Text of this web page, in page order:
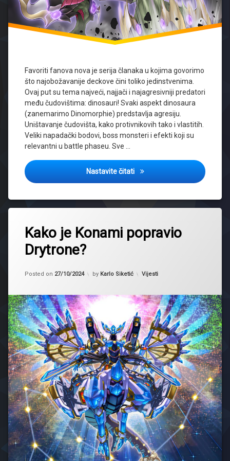
Favoriti fanova nova je serija članaka u kojima govorimo
što najobožavanije deckove čini toliko jedinstvenima.
Ovaj put su tema najveći, najjači i najagresivniji predatori
među čudovištima: dinosauri! Svaki aspekt dinosaura
(zanemarimo Dinomorphie) predstavlja agresiju.
Uništavanje čudovišta, kako protivnikovih tako i vlastitih.
Veliki napadački bodovi, boss monsteri i efekti koji su
relevantni u battle phaseu. Sve …
Nastavite čitati Favoriti fanova: Dinosauri
Kako je Konami popravio
Drytrone?
Posted on 27/10/2024
Updated on 27/10/2024
by Karlo Siketić Kategorije:
Vijesti
drytron
Meteonis
support
Yugioh